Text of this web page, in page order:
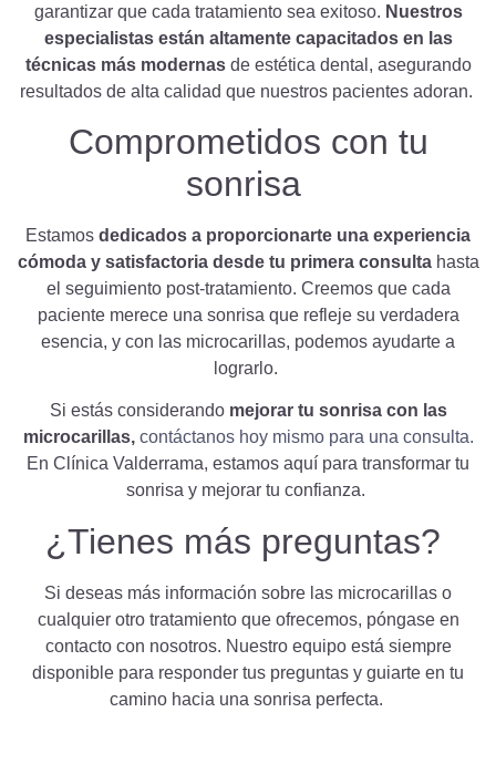
garantizar que cada tratamiento sea exitoso. Nuestros
especialistas están altamente capacitados en las
técnicas más modernasde estética dental, asegurando
resultados de alta calidad que nuestros pacientes adoran.
Comprometidos con tu
sonrisa
Estamos dedicados a proporcionarte una experiencia
cómoda y satisfactoria desde tu primera consultahasta
el seguimiento post-tratamiento. Creemos que cada
paciente merece una sonrisa que refleje su verdadera
esencia, y con las microcarillas, podemos ayudarte a
lograrlo.
Si estás considerando mejorar tu sonrisa con las
microcarillas, contáctanos hoy mismo para una consulta.
En Clínica Valderrama, estamos aquí para transformar tu
sonrisa y mejorar tu confianza.
¿Tienes más preguntas?
Si deseas más información sobre las microcarillas o
cualquier otro tratamiento que ofrecemos, póngase en
contacto con nosotros. Nuestro equipo está siempre
disponible para responder tus preguntas y guiarte en tu
camino hacia una sonrisa perfecta.